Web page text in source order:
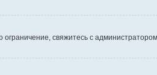
свяжитесь с